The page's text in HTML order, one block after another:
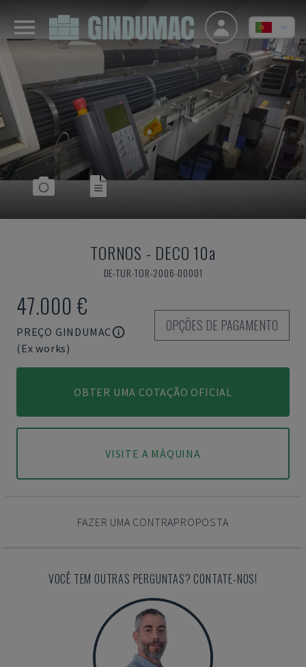
TORNOS - DECO 10a
DE-TUR-TOR-2006-00001
47.000 €
PREÇO GINDUMAC
(Ex works)
OPÇÕES DE PAGAMENTO
OBTER UMA COTAÇÃO OFICIAL
VISITE A MÁQUINA
FAZER UMA CONTRAPROPOSTA
VOCÊ TEM OUTRAS PERGUNTAS? CONTATE-NOS!